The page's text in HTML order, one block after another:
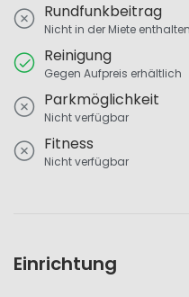
Rundfunkbeitrag
Nicht in der Miete enthalten
Reinigung
Gegen Aufpreis erhältlich
Parkmöglichkeit
Nicht verfügbar
Fitness
Nicht verfügbar
Einrichtung